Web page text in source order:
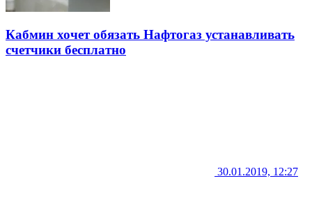
Кабмин хочет обязать Нафтогаз устанавливать
счетчики бесплатно
30.01.2019, 12:27